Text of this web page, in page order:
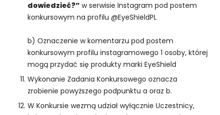
dowiedzieć?” w serwisie Instagram pod postem
konkursowym na profilu @EyeShieldPL
b) Oznaczenie w komentarzu pod postem
konkursowym profilu instagramowego 1 osoby, której
mogą przydać się produkty marki EyeShield
Wykonanie Zadania Konkursowego oznacza
zrobienie powyższego podpunktu a oraz b.
W Konkursie wezmą udział wyłącznie Uczestnicy,